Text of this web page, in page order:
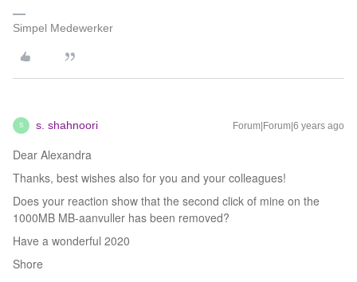
Simpel Medewerker
S s. shahnoori Forum|Forum|6 years ago
Dear Alexandra
Thanks, best wishes also for you and your colleagues!
Does your reaction show that the second click of mine on the
1000MB MB-aanvuller has been removed?
Have a wonderful 2020
Shore